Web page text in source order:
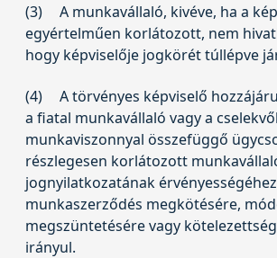
(3)
A munkavállaló, kivéve, ha a
egyértelműen korlátozott, nem
hogy képviselője jogkörét túllépve
(4)
A törvényes képviselő
a fiatal munkavállaló vagy a
munkaviszonnyal összefüggő
részlegesen korlátozott
jognyilatkozatának
munkaszerződés megkötésére,
megszüntetésére vagy
irányul.